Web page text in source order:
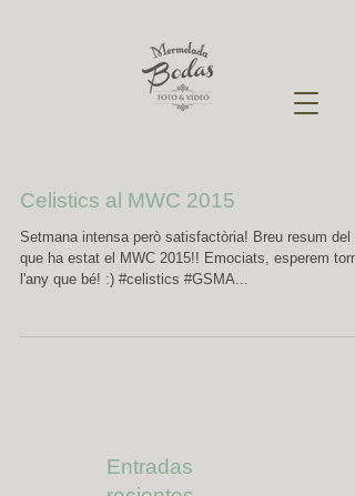
Celistics al MWC 2015
Setmana intensa però satisfactòria! Breu resum del
que ha estat el MWC 2015!! Emociats, esperem
l'any que bé! :) #celistics #GSMA...
Entradas